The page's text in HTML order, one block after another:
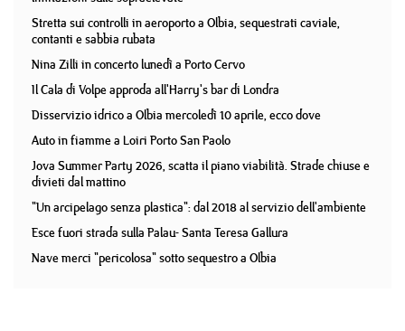
Stretta sui controlli in aeroporto a Olbia, sequestrati caviale,
contanti e sabbia rubata
Nina Zilli in concerto lunedì a Porto Cervo
Il Cala di Volpe approda all'Harry's bar di Londra
Disservizio idrico a Olbia mercoledì 10 aprile, ecco dove
Auto in fiamme a Loiri Porto San Paolo
Jova Summer Party 2026, scatta il piano viabilità. Strade chiuse e
divieti dal mattino
"Un arcipelago senza plastica": dal 2018 al servizio dell'ambiente
Esce fuori strada sulla Palau- Santa Teresa Gallura
Nave merci "pericolosa" sotto sequestro a Olbia